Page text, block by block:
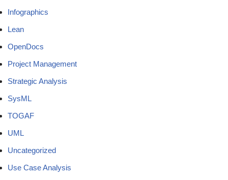
Infographics
Lean
OpenDocs
Project Management
Strategic Analysis
SysML
TOGAF
UML
Uncategorized
Use Case Analysis